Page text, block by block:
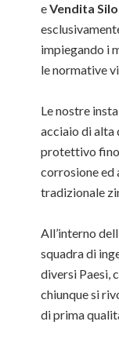
eVendita
impiegando i
le normative
Le nostre
acciaio di alta
protettivo fino
corrosione ed
tradizionale
All’interno
squadra di
diversi Paesi,
chiunque si
di prima